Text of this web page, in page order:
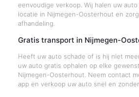
eenvoudige verkoop. Wij halen uw
locatie in Nijmegen-Oosterhout en
afhandeling.
Gratis transport in Nijmegen-
Heeft uw auto schade of is hij niet
uw auto gratis ophalen op elke
Nijmegen-Oosterhout. Neem contact
app en verkoop uw auto snel en